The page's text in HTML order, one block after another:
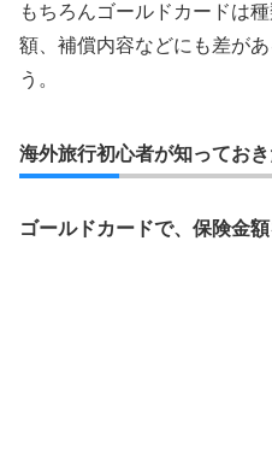
もちろんゴールドカードは
額、補償内容などにも差が
う。
海外旅行初心者が知っておき
ゴールドカードで、保険金額